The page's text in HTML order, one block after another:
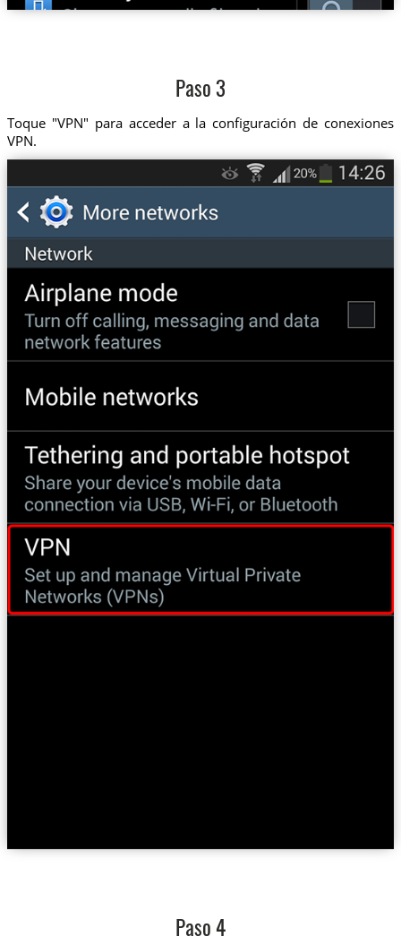
Paso 3
Toque "VPN" para acceder a la configuración de conexiones
VPN.
Paso 4